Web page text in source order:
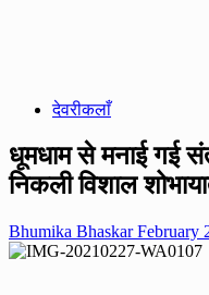
देवरीकलाँ
धूमधाम से मनाई गई
निकली विशाल
Bhumika BhaskarFebruary